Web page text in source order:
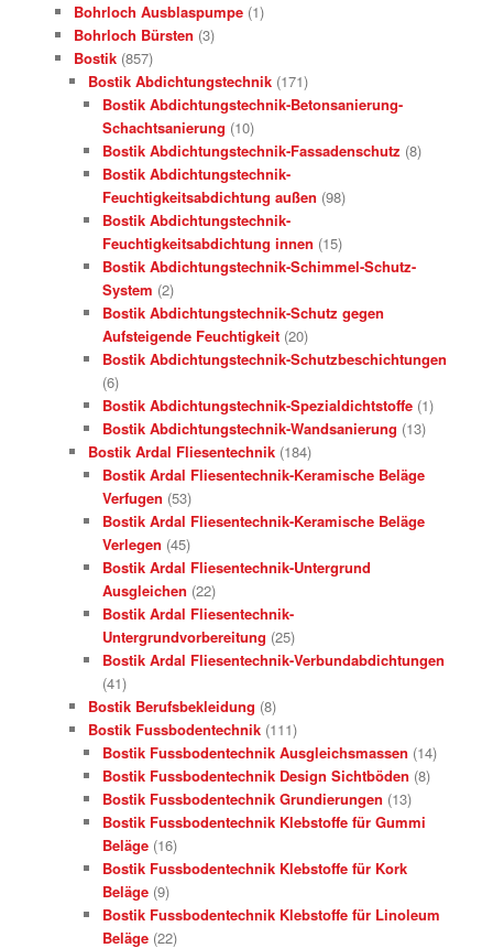
Bohrloch Ausblaspumpe (1)
Bohrloch Bürsten (3)
Bostik (857)
Bostik Abdichtungstechnik (171)
Bostik Abdichtungstechnik-Betonsanierung-
Schachtsanierung (10)
Bostik Abdichtungstechnik-Fassadenschutz (8)
Bostik Abdichtungstechnik-
Feuchtigkeitsabdichtung außen (98)
Bostik Abdichtungstechnik-
Feuchtigkeitsabdichtung innen (15)
Bostik Abdichtungstechnik-Schimmel-Schutz-
System (2)
Bostik Abdichtungstechnik-Schutz gegen
Aufsteigende Feuchtigkeit (20)
Bostik Abdichtungstechnik-Schutzbeschichtungen
(6)
Bostik Abdichtungstechnik-Spezialdichtstoffe (1)
Bostik Abdichtungstechnik-Wandsanierung (13)
Bostik Ardal Fliesentechnik (184)
Bostik Ardal Fliesentechnik-Keramische Beläge
Verfugen (53)
Bostik Ardal Fliesentechnik-Keramische Beläge
Verlegen (45)
Bostik Ardal Fliesentechnik-Untergrund
Ausgleichen (22)
Bostik Ardal Fliesentechnik-
Untergrundvorbereitung (25)
Bostik Ardal Fliesentechnik-Verbundabdichtungen
(41)
Bostik Berufsbekleidung (8)
Bostik Fussbodentechnik (111)
Bostik Fussbodentechnik Ausgleichsmassen (14)
Bostik Fussbodentechnik Design Sichtböden (8)
Bostik Fussbodentechnik Grundierungen (13)
Bostik Fussbodentechnik Klebstoffe für Gummi
Beläge (16)
Bostik Fussbodentechnik Klebstoffe für Kork
Beläge (9)
Bostik Fussbodentechnik Klebstoffe für Linoleum
Beläge (22)